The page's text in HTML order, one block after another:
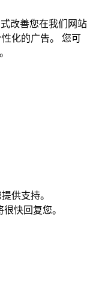
改善您在我们网站
化的广告。 您可
供支持。
快回复您。